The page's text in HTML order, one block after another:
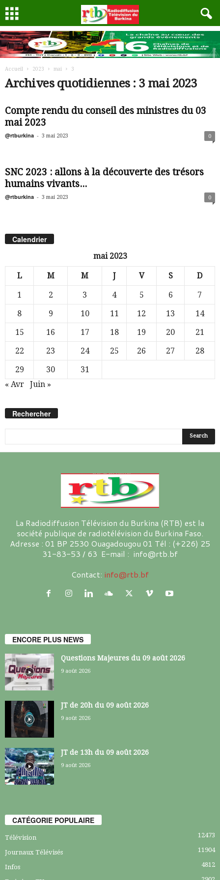
Accueil 2023 mai 3
Archives quotidiennes : 3 mai 2023
Compte rendu du conseil des ministres du 03
mai 2023
@rtburkina - 3 mai 2023 0
SNC 2023 : allons à la découverte des trésors
humains vivants...
@rtburkina - 3 mai 2023 0
Calendrier
mai 2023
L M M J V S D
1 2 3 4 5 6
7
8
9 10 11 12 13
14
15
16 17 18 19 20
21
22
23 24 25 26 27
28
29
30
31
« Avr
Juin »
Rechercher
La Radiodiffusion Télévision du Burkina (RTB) est la
société publique de radiotélévision du Burkina Faso.
Adresse : 01 BP 2530 Ouagadougou 01 Tél : (+226) 25
31-83-53 / 63 E-mail : info@rtb.bf
Contact: info@rtb.bf
ENCORE PLUS NEWS
Questions Majeures du 09 août 2026
9 août 2026
JT de 20h du 09 août 2026
9 août 2026
JT de 13h du 09 août 2026
9 août 2026
CATÉGORIE POPULAIRE
Télévision 12473
Journaux Télévisés 11904
Infos 4812